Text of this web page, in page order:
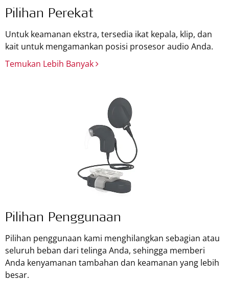
Pilihan Perekat
Untuk keamanan ekstra, tersedia ikat kepala, klip, dan
kait untuk mengamankan posisi prosesor audio Anda.
Temukan Lebih Banyak
Pilihan Penggunaan
Pilihan penggunaan kami menghilangkan sebagian atau
seluruh beban dari telinga Anda, sehingga memberi
Anda kenyamanan tambahan dan keamanan yang lebih
besar.